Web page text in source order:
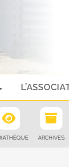
ARCHIVES